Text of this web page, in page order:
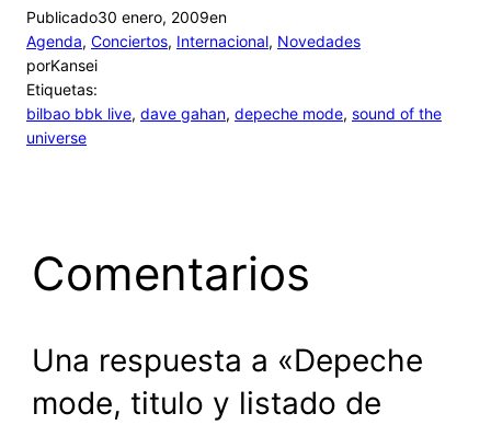
Publicado30 enero, 2009en
Agenda, Conciertos, Internacional, Novedades
porKansei
Etiquetas:
bilbao bbk live, dave gahan, depeche mode, sound of the
universe
Comentarios
Una respuesta a «Depeche
mode, titulo y listado de